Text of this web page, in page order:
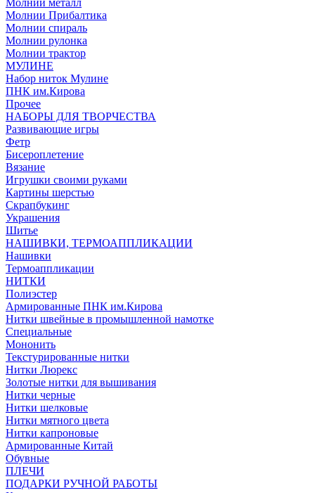
Молнии металл
Молнии Прибалтика
Молнии спираль
Молнии рулонка
Молнии трактор
МУЛИНЕ
Набор ниток Мулине
ПНК им.Кирова
Прочее
НАБОРЫ ДЛЯ ТВОРЧЕСТВА
Развивающие игры
Фетр
Бисероплетение
Вязание
Игрушки своими руками
Картины шерстью
Скрапбукинг
Украшения
Шитье
НАШИВКИ, ТЕРМОАППЛИКАЦИИ
Нашивки
Термоаппликации
НИТКИ
Полиэстер
Армированные ПНК им.Кирова
Нитки швейные в промышленной намотке
Специальные
Мононить
Текстурированные нитки
Нитки Люрекс
Золотые нитки для вышивания
Нитки черные
Нитки шелковые
Нитки мятного цвета
Нитки капроновые
Армированные Китай
Обувные
ПЛЕЧИ
ПОДАРКИ РУЧНОЙ РАБОТЫ